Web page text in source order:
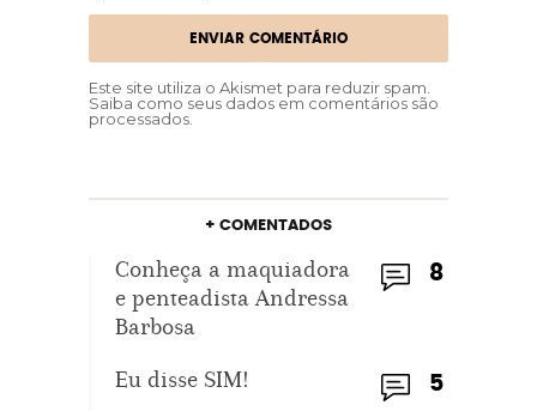
Este site utiliza o Akismet para reduzir spam.
Saiba como seus dados em comentários são
processados
+ COMENTADOS
8
Conheça a maquiadora
e penteadista Andressa
Barbosa
5
Eu disse SIM!